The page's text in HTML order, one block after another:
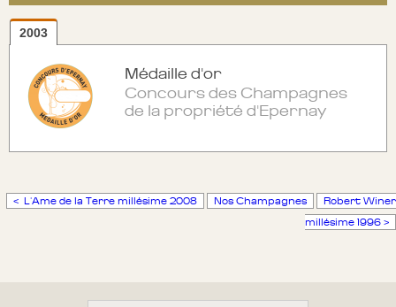
2003
Médaille d'or
Concours des Champagnes
de la propriété d'Epernay
< L'Ame de la Terre millésime 2008 Nos Champagnes
Robert Winer
millésime 1996 >